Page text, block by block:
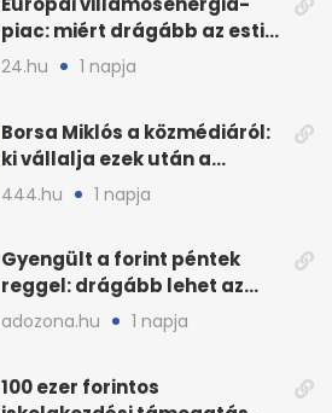
piac: miért drágább az esti
áram Magyarországon
24.hu 1 napja
Borsa Miklós a közmédiáról:
ki vállalja ezek után a
munkát?
444.hu 1 napja
Gyengült a forint péntek
reggel: drágább lehet az
euró és a dollár
adozona.hu 1 napja
100 ezer forintos